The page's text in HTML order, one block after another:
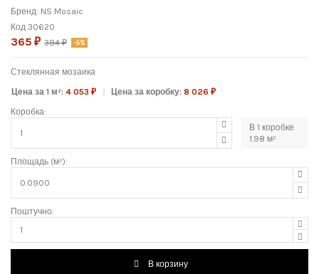
Бренд: NS Mosaic
Код 30620
365 ₽ 384 ₽ -5%
Стеклянная мозаика
Цена за 1 м²:4 053 ₽ Цена за коробку:8 026 ₽
Коробка:
В 1 коробке
1.98 м²
Площадь (м²):
Поштучно:
В корзину